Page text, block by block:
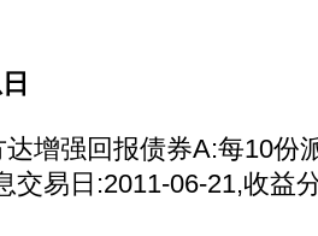
强回报债券A:每10份
交易日:2011-06-21,收益